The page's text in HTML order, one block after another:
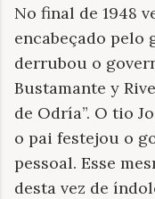
No final de 1948
encabeçado pelo
derrubou o
Bustamante y
de Odría”. O tio
o pai festejou o
pessoal. Esse
desta vez de